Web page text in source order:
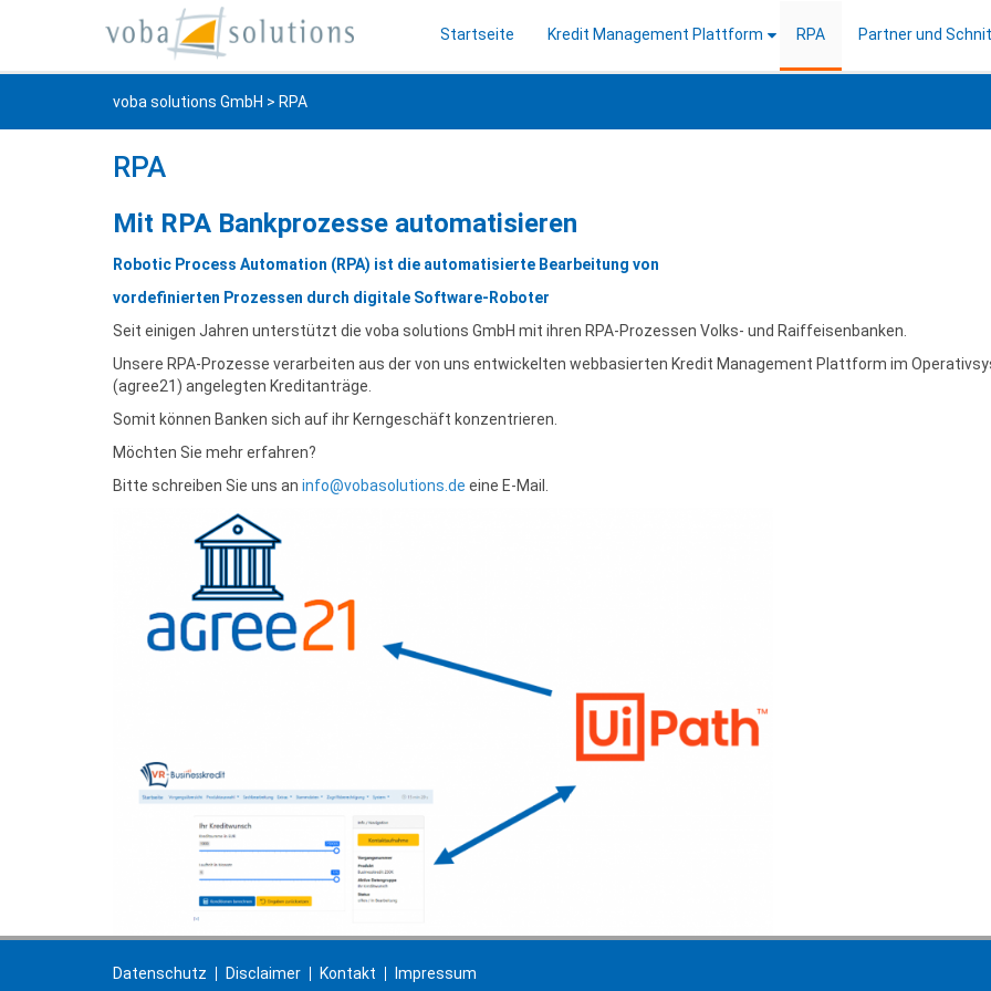
Startseite Kredit Management Plattform RPA Partner und
voba solutions GmbH > RPA
RPA
Mit RPA Bankprozesse automatisieren
Robotic Process Automation (RPA) ist die automatisierte Bearbeitung von
vordefinierten Prozessen durch digitale Software-Roboter
Seit einigen Jahren unterstützt die voba solutions GmbH mit ihren RPA-Prozessen Volks- und Raiffeisenbanken.
Unsere RPA-Prozesse verarbeiten aus der von uns entwickelten webbasierten Kredit Management Plattform im
(agree21) angelegten Kreditanträge.
Somit können Banken sich auf ihr Kerngeschäft konzentrieren.
Möchten Sie mehr erfahren?
Bitte schreiben Sie uns an info@vobasolutions.de eine E-Mail.
Datenschutz Disclaimer Kontakt Impressum